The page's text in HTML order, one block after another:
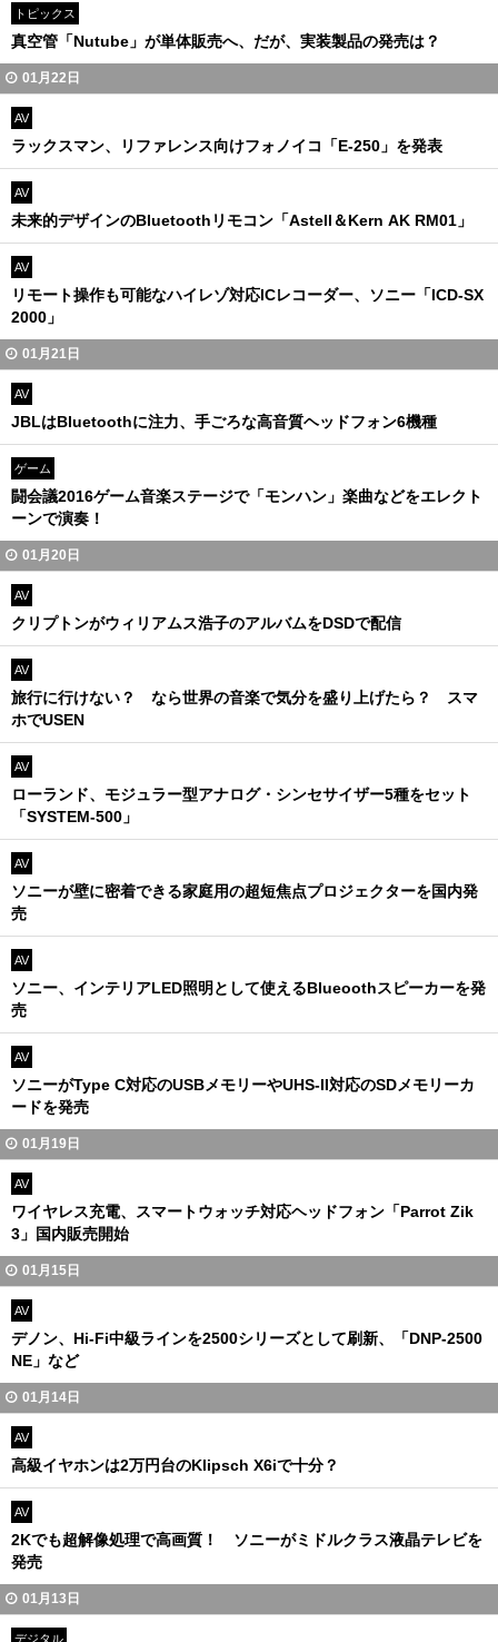
トピックス
真空管「Nutube」が単体販売へ、だが、実装製品の発売は？
01月22日
AV
ラックスマン、リファレンス向けフォノイコ「E-250」を発表
AV
未来的デザインのBluetoothリモコン「Astell＆Kern AK RM01」
AV
リモート操作も可能なハイレゾ対応ICレコーダー、ソニー「ICD-SX
2000」
01月21日
AV
JBLはBluetoothに注力、手ごろな高音質ヘッドフォン6機種
ゲーム
闘会議2016ゲーム音楽ステージで「モンハン」楽曲などをエレクト
ーンで演奏！
01月20日
AV
クリプトンがウィリアムス浩子のアルバムをDSDで配信
AV
旅行に行けない？ なら世界の音楽で気分を盛り上げたら？ スマ
ホでUSEN
AV
ローランド、モジュラー型アナログ・シンセサイザー5種をセット
「SYSTEM-500」
AV
ソニーが壁に密着できる家庭用の超短焦点プロジェクターを国内発
売
AV
ソニー、インテリアLED照明として使えるBlueoothスピーカーを発
売
AV
ソニーがType C対応のUSBメモリーやUHS-II対応のSDメモリーカ
ードを発売
01月19日
AV
ワイヤレス充電、スマートウォッチ対応ヘッドフォン「Parrot Zik
3」国内販売開始
01月15日
AV
デノン、Hi-Fi中級ラインを2500シリーズとして刷新、「DNP-2500
NE」など
01月14日
AV
高級イヤホンは2万円台のKlipsch X6iで十分？
AV
2Kでも超解像処理で高画質！ ソニーがミドルクラス液晶テレビを
発売
01月13日
デジタル